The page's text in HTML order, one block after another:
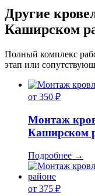
Другие
Каширском
Полный комплекс
этап или
от 350 ₽
Монтаж
Каширском
Подробнее →
от 375 ₽